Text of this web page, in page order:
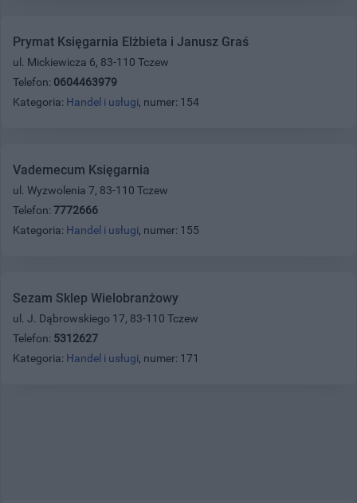
Prymat Księgarnia Elżbieta i Janusz Graś
ul. Mickiewicza 6, 83-110 Tczew
Telefon: 0604463979
Kategoria: Handel i usługi, numer: 154
Vademecum Księgarnia
ul. Wyzwolenia 7, 83-110 Tczew
Telefon: 7772666
Kategoria: Handel i usługi, numer: 155
Sezam Sklep Wielobranżowy
ul. J. Dąbrowskiego 17, 83-110 Tczew
Telefon: 5312627
Kategoria: Handel i usługi, numer: 171